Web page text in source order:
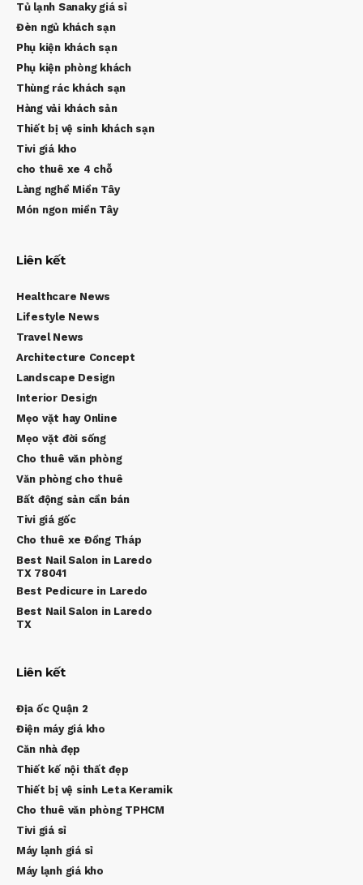
Tủ lạnh Sanaky giá sỉ
Đèn ngủ khách sạn
Phụ kiện khách sạn
Phụ kiện phòng khách
Thùng rác khách sạn
Hàng vải khách sản
Thiết bị vệ sinh khách sạn
Tivi giá kho
cho thuê xe 4 chỗ
Làng nghề Miền Tây
Món ngon miền Tây
Liên kết
Healthcare News
Lifestyle News
Travel News
Architecture Concept
Landscape Design
Interior Design
Mẹo vặt hay Online
Mẹo vặt đời sống
Cho thuê văn phòng
Văn phòng cho thuê
Bất động sản cần bán
Tivi giá gốc
Cho thuê xe Đồng Tháp
Best Nail Salon in Laredo
TX 78041
Best Pedicure in Laredo
Best Nail Salon in Laredo
TX
Liên kết
Địa ốc Quận 2
Điện máy giá kho
Căn nhà đẹp
Thiết kế nội thất đẹp
Thiết bị vệ sinh Leta Keramik
Cho thuê văn phòng TPHCM
Tivi giá sỉ
Máy lạnh giá sỉ
Máy lạnh giá kho